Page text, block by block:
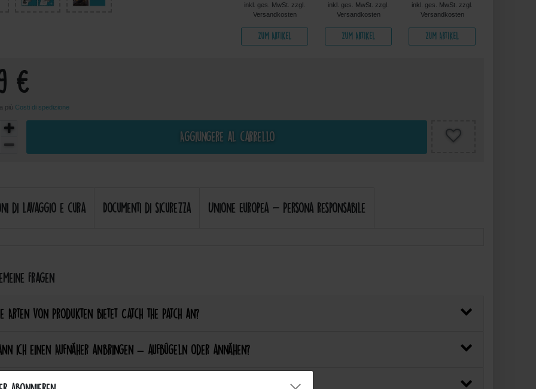
ges. MwSt. zzgl.
inkl. ges. MwSt. zzgl.
inkl. ges. MwSt. zzgl.
Versandkosten
Zum Artikel
inkl. ges. MwSt. zzgl.
Versandkosten
Zum Artikel
inkl. ges. MwSt. zzgl.
Versandkosten
Zum Artikel
€
più Costi di spedizione
Aggiungere al carrello
di lavaggio e cura Documenti di sicurezza Unione Europea - Persona responsabile
Fragen
Arten von Produkten bietet Catch the Patch an?
ich einen Aufnäher anbringen – aufbügeln oder annähen?
Patches waschmaschinenfest?